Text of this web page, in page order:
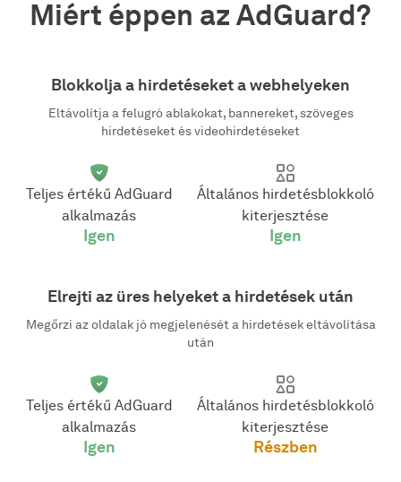
Miért éppen az AdGuard?
Blokkolja a hirdetéseket a webhelyeken
Eltávolítja a felugró ablakokat, bannereket, szöveges
hirdetéseket és videohirdetéseket
Teljes értékű AdGuard
alkalmazás
Igen
Általános hirdetésblokkoló
kiterjesztése
Igen
Elrejti az üres helyeket a hirdetések után
Megőrzi az oldalak jó megjelenését a hirdetések eltávolítása
után
Teljes értékű AdGuard
alkalmazás
Igen
Általános hirdetésblokkoló
kiterjesztése
Részben